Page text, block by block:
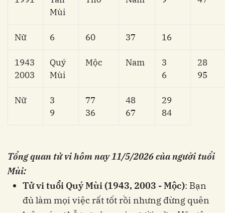
Mùi
Nữ 6 60 37 16
1943
2003
Quý
Mùi
Mộc Nam
3
6
28
95
Nữ
3
9
77
36
48
67
29
84
Tổng quan tử vi hôm nay 11/5/2026của người tuổi
Mùi:
Tử vi tuổi Quý Mùi (1943, 2003 - Mộc): Bạn
đủ làm mọi việc rất tốt rồi nhưng đừng quên